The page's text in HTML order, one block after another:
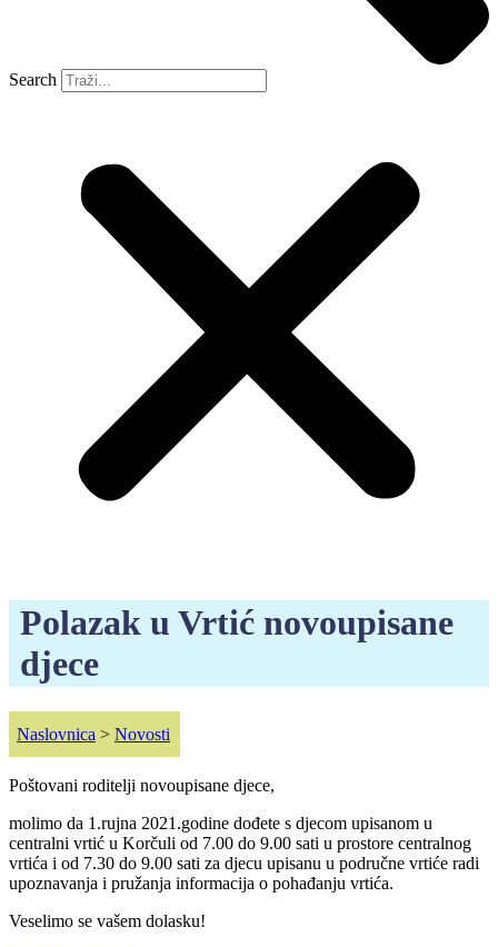
Search
Polazak u Vrtić novoupisane
djece
Naslovnica > Novosti
Poštovani roditelji novoupisane djece,
molimo da 1.rujna 2021.godine dođete s djecom upisanom u
centralni vrtić u Korčuli od 7.00 do 9.00 sati u prostore centralnog
vrtića i od 7.30 do 9.00 sati za djecu upisanu u područne vrtiće radi
upoznavanja i pružanja informacija o pohađanju vrtića.
Veselimo se vašem dolasku!